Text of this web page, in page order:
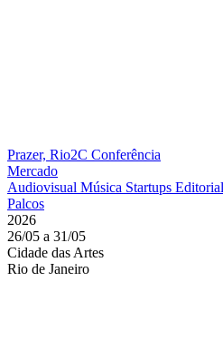
Prazer, Rio2C Conferência
Mercado
Audiovisual Música Startups Editorial
Palcos
2026
26/05 a 31/05
Cidade das Artes
Rio de Janeiro